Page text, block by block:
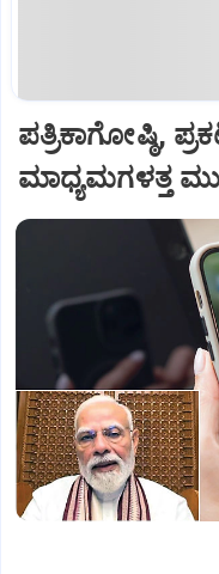
ಪತ್ರಿಕಾಗೋಷ್ಠಿ,
ಮಾಧ್ಯಮಗಳತ್ತ